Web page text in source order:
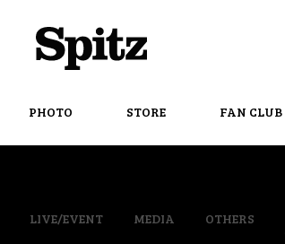
PHOTO STORE FAN CLUB
LIVE/EVENT MEDIA OTHERS